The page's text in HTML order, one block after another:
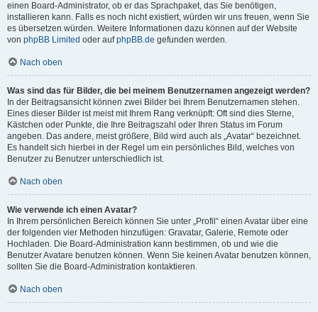
einen Board-Administrator, ob er das Sprachpaket, das Sie benötigen,
installieren kann. Falls es noch nicht existiert, würden wir uns freuen, wenn Sie
es übersetzen würden. Weitere Informationen dazu können auf der Website
von phpBB Limited oder aufphpBB.de gefunden werden.
Nach oben
Was sind das für Bilder, die bei meinem Benutzernamen angezeigt werden?
In der Beitragsansicht können zwei Bilder bei Ihrem Benutzernamen stehen.
Eines dieser Bilder ist meist mit Ihrem Rang verknüpft: Oft sind dies Sterne,
Kästchen oder Punkte, die Ihre Beitragszahl oder Ihren Status im Forum
angeben. Das andere, meist größere, Bild wird auch als „Avatar“ bezeichnet.
Es handelt sich hierbei in der Regel um ein persönliches Bild, welches von
Benutzer zu Benutzer unterschiedlich ist.
Nach oben
Wie verwende ich einen Avatar?
In Ihrem persönlichen Bereich können Sie unter „Profil“ einen Avatar über eine
der folgenden vier Methoden hinzufügen: Gravatar, Galerie, Remote oder
Hochladen. Die Board-Administration kann bestimmen, ob und wie die
Benutzer Avatare benutzen können. Wenn Sie keinen Avatar benutzen können,
sollten Sie die Board-Administration kontaktieren.
Nach oben